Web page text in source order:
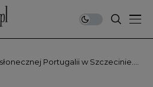
Portugalii w Szczecinie.